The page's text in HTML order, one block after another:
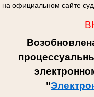
на официальном сайте
"